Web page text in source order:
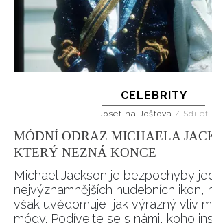
REDAKCE
CELEBRITY
Josefína Joštová / Sdílet
MÓDNÍ ODRAZ MICHAELA
KTERÝ NEZNÁ KONCE
Michael Jackson je bezpochyby
nejvýznamnějších hudebních ikon,
však uvědomuje, jak výrazný vliv
módy. Podívejte se s námi, koho